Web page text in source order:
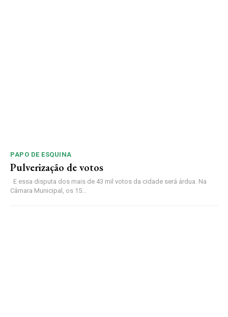
PAPO DE ESQUINA
Pulverização de votos
E essa disputa dos mais de 43 mil votos da cidade será árdua. Na
Câmara Municipal, os 15...